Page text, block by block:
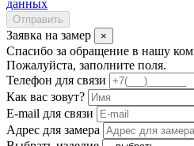
данных
Отправить
Заявка на замер ×
Спасибо за обращение в нашу
Пожалуйста, заполните поля.
Телефон для связи
Как вас зовут?
E-mail для связи
Адрес для замера